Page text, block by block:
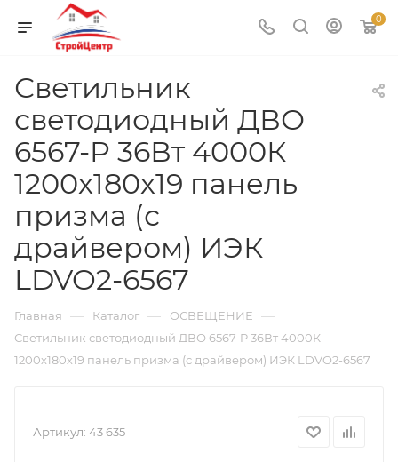
0
Светильник
светодиодный ДВО
6567-P 36Вт 4000К
1200х180х19 панель
призма (с
драйвером) ИЭК
LDVO2-6567
Главная — Каталог — ОСВЕЩЕНИЕ —
Светильник светодиодный ДВО 6567-P 36Вт 4000К
1200х180х19 панель призма (с драйвером) ИЭК LDVO2-6567
Артикул: 43 635